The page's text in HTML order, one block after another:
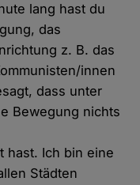
lang hast du
das
z. B. das
innen
dass unter
Bewegung nichts
hast. Ich bin eine
Städten